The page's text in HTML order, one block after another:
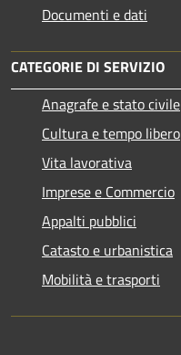
Documenti e dati
CATEGORIE DI SERVIZIO
Anagrafe e stato civile
Cultura e tempo libero
Vita lavorativa
Imprese e Commercio
Appalti pubblici
Catasto e urbanistica
Mobilità e trasporti